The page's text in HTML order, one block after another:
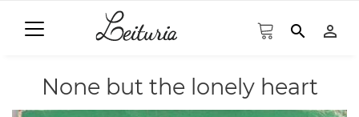
search person_outline
None but the lonely heart